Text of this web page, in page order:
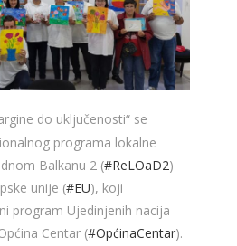
do uključenosti“ se
programa lokalne
Balkanu 2 (#ReLOaD2)
unije (#EU), koji
program Ujedinjenih nacija
Centar (#OpćinaCentar).